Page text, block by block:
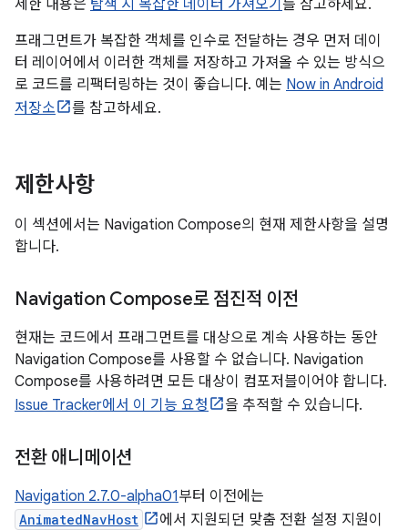
세한 내용은 탐색 시 복잡한 데이터 가져오기 를 참고하세요.
프래그먼트가 복잡한 객체를 인수로 전달하는 경우 먼저 데이
터 레이어에서 이러한 객체를 저장하고 가져올 수 있는 방식으
로 코드를 리팩터링하는 것이 좋습니다. 예는 Now in Android
저장소
를 참고하세요.
제한사항
이 섹션에서는 Navigation Compose의 현재 제한사항을 설명
합니다.
Navigation Compose로 점진적 이전
현재는 코드에서 프래그먼트를 대상으로 계속 사용하는 동안
Navigation Compose를 사용할 수 없습니다. Navigation
Compose를 사용하려면 모든 대상이 컴포저블이어야 합니다.
Issue Tracker에서 이 기능 요청
을 추적할 수 있습니다.
전환 애니메이션
Navigation 2.7.0-alpha01부터 이전에는
AnimatedNavHost
에서 지원되던 맞춤 전환 설정 지원이